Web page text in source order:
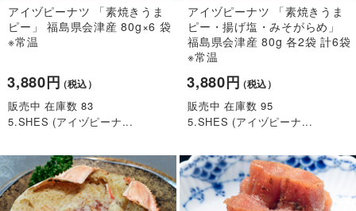
アイヅピーナツ 「素焼きうま
ピー」 福島県会津産 80g×6 袋
※常温
3,880円（税込）
販売中 在庫数 83
5.SHES (アイヅピーナ...
アイヅピーナツ 「素焼きうま
ピー・揚げ塩・みそがらめ」
福島県会津産 80g 各2袋 計6袋
※常温
3,880円（税込）
販売中 在庫数 95
5.SHES (アイヅピーナ...